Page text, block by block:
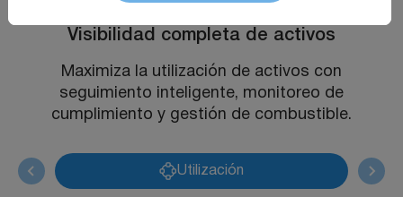
Visibilidad completa de activos
Maximiza la utilización de activos con
seguimiento inteligente, monitoreo de
cumplimiento y gestión de combustible.
Utilización